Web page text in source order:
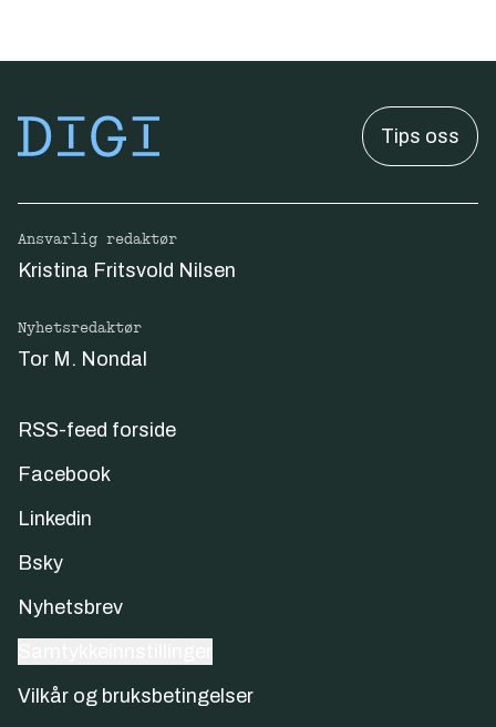
Tips oss
Ansvarlig redaktør
Kristina Fritsvold Nilsen
Nyhetsredaktør
Tor M. Nondal
RSS-feed forside
Facebook
Linkedin
Bsky
Nyhetsbrev
Vilkår og bruksbetingelser